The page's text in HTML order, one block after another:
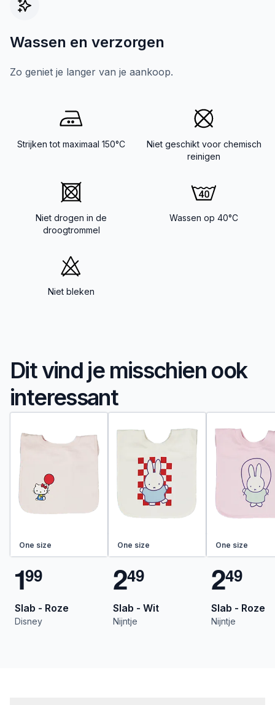
Wassen en verzorgen
Zo geniet je langer van je aankoop.
Strijken tot maximaal 150°C
Niet geschikt voor chemisch
reinigen
Niet drogen in de
droogtrommel
Wassen op 40°C
Niet bleken
Dit vind je misschien ook
interessant
One size
199
Slab - Roze
Disney
One size
249
Slab - Wit
Nijntje
One size
249
Slab - Roze
Nijntje